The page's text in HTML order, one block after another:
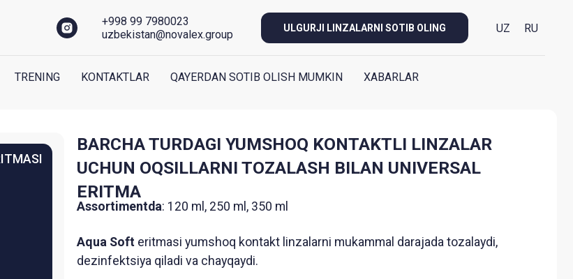
+998 99 7980023
uzbekistan@novalex.group
ULGURJI LINZALARNI SOTIB OLING UZ RU
TRENING KONTAKTLAR QAYERDAN SOTIB OLISH MUMKIN XABARLAR
eritmasi yumshoq kontakt linzalarni mukammal darajada tozalaydi,
Assortimentda: 120 ml, 250 ml, 350 ml
UCHUN OQSILLARNI TOZALASH BILAN UNIVERSAL
ERITMA